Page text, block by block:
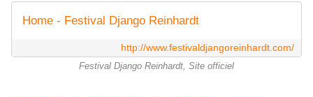
Home - Festival Django Reinhardt
http://www.festivaldjangoreinhardt.com/
Festival Django Reinhardt, Site officiel